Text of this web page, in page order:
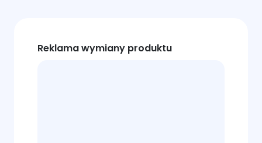
Reklama wymiany produktu